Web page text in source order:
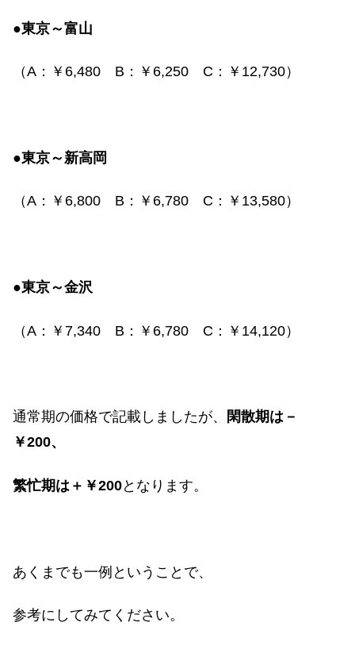
●東京～富山
（A ：￥ 6,480 B ：￥ 6,250 C ：￥ 12,730）
●東京～新高岡
（A ：￥ 6,800 B ：￥ 6,780 C ：￥ 13,580）
●東京～金沢
（A ：￥ 7,340 B ：￥ 6,780 C ：￥ 14,120）
通常期の価格で記載しましたが、
閑散期は－
￥200、
繁忙期は＋￥200となります。
あくまでも一例ということで、
参考にしてみてください。